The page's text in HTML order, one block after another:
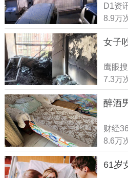
D1资
8.9万
女子
鹰眼
7.3万
醉酒
财经
8.6万
61岁